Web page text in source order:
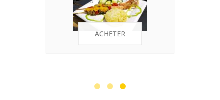
ACHETER